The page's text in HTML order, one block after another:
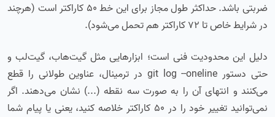
ضربتی باشد. حداکثر طول مجاز برای این خط ۵۰ کاراکتر است (هرچند
در شرایط خاص تا ۷۲ کاراکتر هم تحمل می‌شود).
دلیل این محدودیت فنی است؛ ابزارهایی مثل گیت‌هاب، گیت‌لب و
حتی دستور git log --oneline در ترمینال، عناوین طولانی را قطع
می‌کنند و انتهای آن را به صورت سه نقطه (...) نشان می‌دهند. اگر
نمی‌توانید تغییر خود را در ۵۰ کاراکتر خلاصه کنید، یعنی یا پیام شما